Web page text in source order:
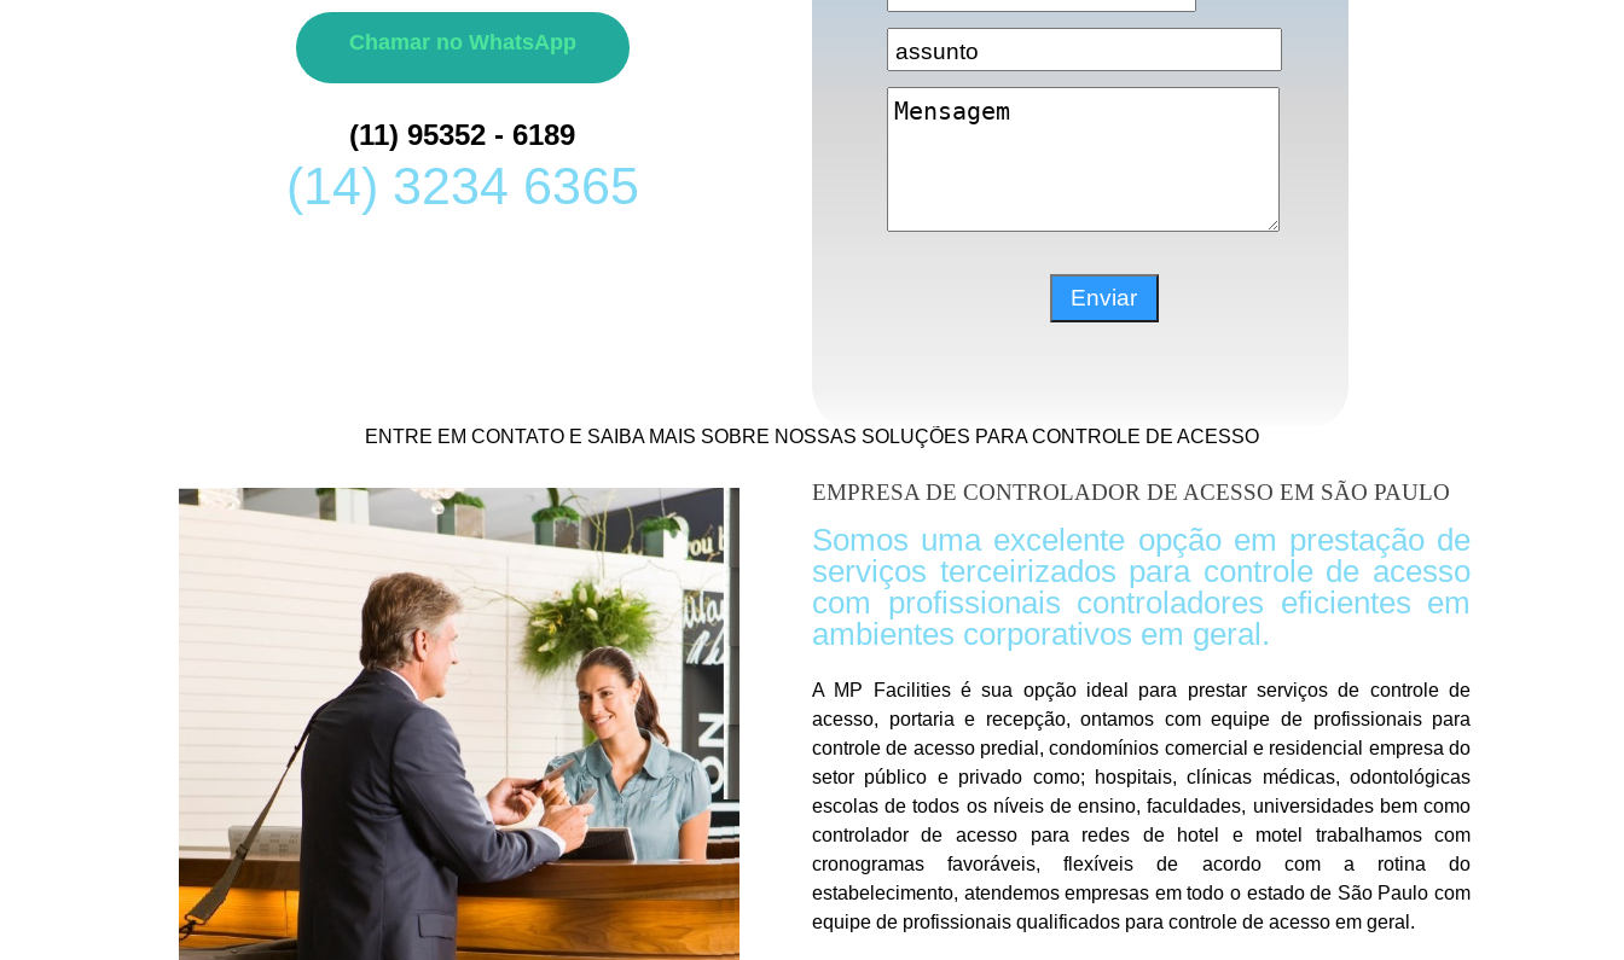
Chamar no WhatsApp
(11) 95352 - 6189
(14) 3234 6365
ENTRE EM CONTATO E SAIBA MAIS SOBRE NOSSAS SOLUÇÕES PARA CONTROLE DE ACESSO
EMPRESA DE CONTROLADOR DE ACESSO EM SÃO PAULO
Somos uma excelente opção em prestação de
serviços terceirizados para controle de acesso
com profissionais controladores eficientes em
ambientes corporativos em geral.
A MP Facilities é sua opção ideal para prestar serviços de controle de
acesso, portaria e recepção, ontamos com equipe de profissionais para
controle de acesso predial, condomínios comercial e residencial empresa do
setor público e privado como; hospitais, clínicas médicas, odontológicas
escolas de todos os níveis de ensino, faculdades, universidades bem como
controlador de acesso para redes de hotel e motel trabalhamos com
cronogramas favoráveis, flexíveis de acordo com a rotina do
estabelecimento, atendemos empresas em todo o estado de São Paulo com
equipe de profissionais qualificados para controle de acesso em geral.